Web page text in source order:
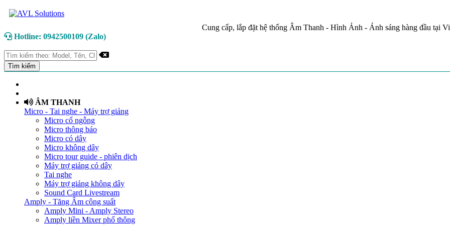
Cung cấp, lắp đặt hệ thống Âm Thanh - Hình Ảnh - Ánh sáng hàng đầu tại
Hotline: 0942500109 (Zalo)
ÂM THANH
Micro - Tai nghe - Máy trợ giảng
Micro cổ ngỗng
Micro thông báo
Micro có dây
Micro không dây
Micro tour guide - phiên dịch
Máy trợ giảng có dây
Tai nghe
Máy trợ giảng không dây
Sound Card Livestream
Amply - Tăng Âm công suất
Amply Mini - Amply Stereo
Amply liền Mixer phổ thông